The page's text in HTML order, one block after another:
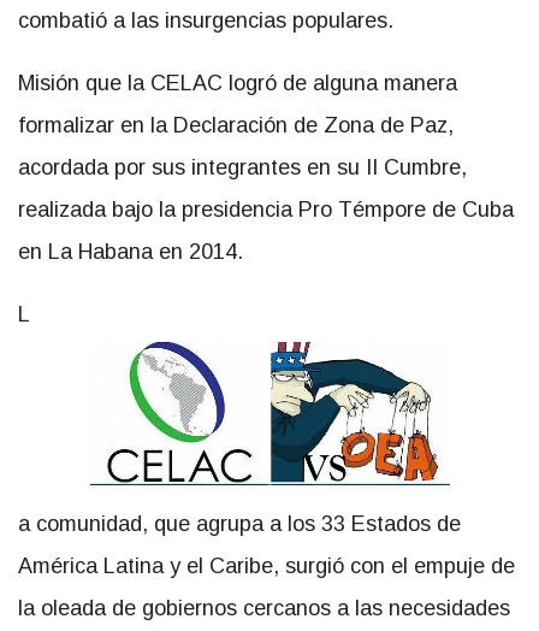
combatió a las insurgencias populares.
Misión que la CELAC logró de alguna manera
formalizar en la Declaración de Zona de Paz,
acordada por sus integrantes en su II Cumbre,
realizada bajo la presidencia Pro Témpore de Cuba
en La Habana en 2014.
L
a comunidad, que agrupa a los 33 Estados de
América Latina y el Caribe, surgió con el empuje de
la oleada de gobiernos cercanos a las necesidades